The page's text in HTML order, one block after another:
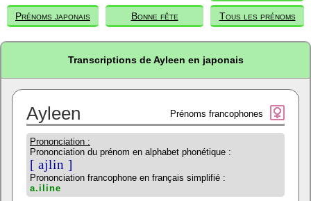
Prénoms japonais Bonne fête Tous les prénoms
Transcriptions de Ayleen en japonais
Ayleen Prénoms francophones
Prononciation :
Prononciation du prénom en alphabet phonétique :
[ ajlin ]
Prononciation francophone en français simplifié :
a.iline